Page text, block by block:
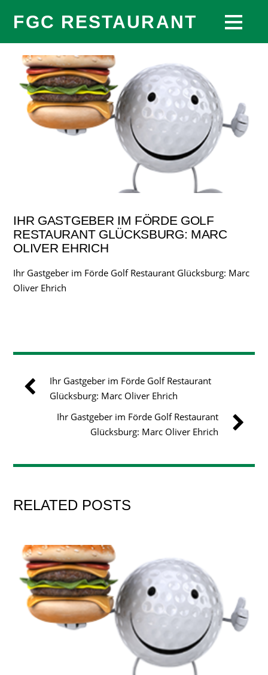
FGC RESTAURANT
IHR GASTGEBER IM FÖRDE GOLF
RESTAURANT GLÜCKSBURG: MARC
OLIVER EHRICH
Ihr Gastgeber im Förde Golf Restaurant Glücksburg: Marc
Oliver Ehrich
Ihr Gastgeber im Förde Golf Restaurant
Glücksburg: Marc Oliver Ehrich
Ihr Gastgeber im Förde Golf Restaurant
Glücksburg: Marc Oliver Ehrich
RELATED POSTS